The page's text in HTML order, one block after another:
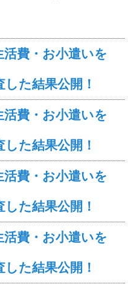
費・お小遣いを
た結果公開！
費・お小遣いを
た結果公開！
費・お小遣いを
た結果公開！
費・お小遣いを
た結果公開！